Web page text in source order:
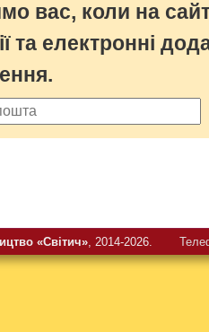
вас, коли на
та електронні
«Свiтич», 2014-2026.